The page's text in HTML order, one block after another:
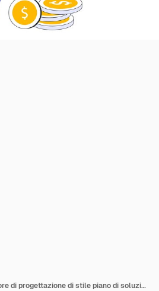
Illustrazione di vettore di progettazione di stile piano di soluzioni di investimento. Illustrazione di scorta